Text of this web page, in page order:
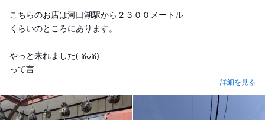
こちらのお店は河口湖駅から２３００メートル
くらいのところにあります。
やっと来れました(⁠ ⁠ꈍ⁠ᴗ⁠ꈍ⁠)
って言...
詳細を見る